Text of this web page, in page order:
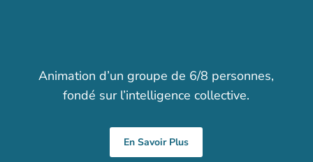
Animation d’un groupe de 6/8 personnes,
fondé sur l’intelligence collective.
En Savoir Plus